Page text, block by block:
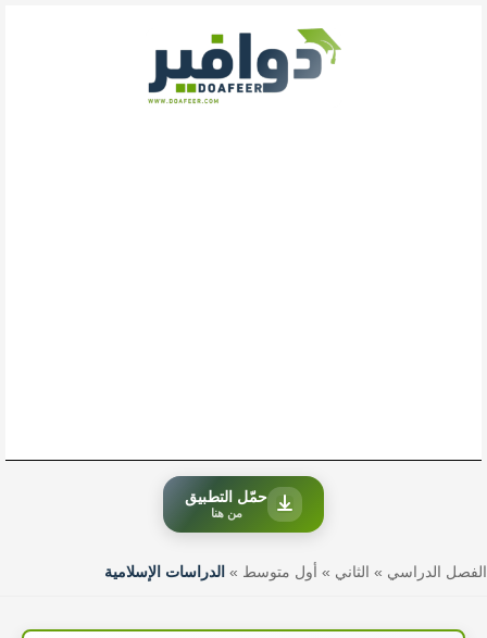
حمّل التطبيق
من هنا
الفصل الدراسي » الثاني » أول متوسط » الدراسات الإسلامية